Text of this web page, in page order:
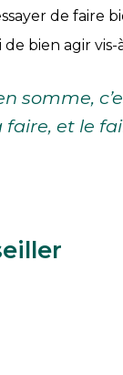
de faire
bien agir vis-
somme,
faire, et le